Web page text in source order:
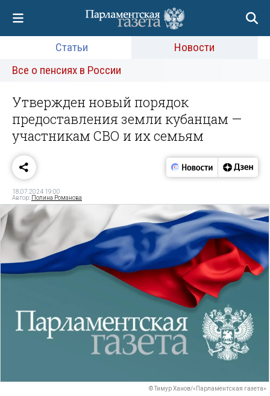
Статьи
Новости
Все о пенсиях в России
Утвержден новый порядок
предоставления земли кубанцам —
участникам СВО и их семьям
18.07.2024 19:00
Автор: Полина Романова
© Тимур Ханов/«Парламентская газета»